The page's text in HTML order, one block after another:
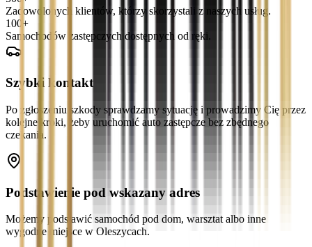
Zadowolonych klientów, którzy skorzystali z naszych usług.
100+
Samochodów zastępczych dostępnych od ręki.
Szybki kontakt
Po zgłoszeniu szkody sprawdzamy sytuację i prowadzimy Cię przez
kolejne kroki, żeby uruchomić auto zastępcze bez zbędnego
czekania.
Podstawienie pod wskazany adres
Możemy podstawić samochód pod dom, warsztat albo inne
wygodne miejsce w Oleszycach.